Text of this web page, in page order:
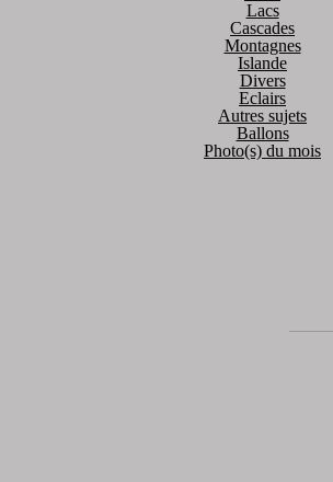
Lacs
Cascades
Montagnes
Islande
Divers
Eclairs
Autres sujets
Ballons
Photo(s) du mois